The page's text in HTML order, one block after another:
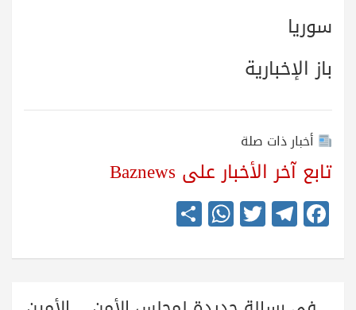
سوريا
باز الإخبارية
أخبار ذات صلة
تابع آخر الأخبار على Baznews
Fa
ce
bo
Te
le
gr
a
T
wi
tte
W
ha
ts
A
re
تصفّح